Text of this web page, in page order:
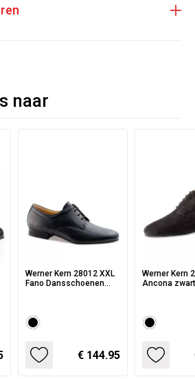
naar
Werner Kern 28012 XXL
Fano Dansschoenen
€ 144.95
Werner Kern
Ancona